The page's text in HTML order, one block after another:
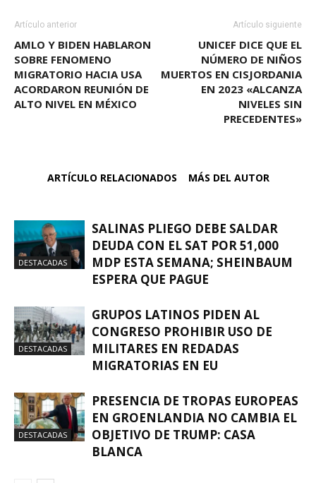
Artículo anterior
AMLO Y BIDEN HABLARON
SOBRE FENOMENO
MIGRATORIO HACIA USA
ACORDARON REUNIÓN DE
ALTO NIVEL EN MÉXICO
Artículo siguiente
UNICEF DICE QUE EL
NÚMERO DE NIÑOS
MUERTOS EN CISJORDANIA
EN 2023 «ALCANZA
NIVELES SIN
PRECEDENTES»
ARTÍCULO RELACIONADOS MÁS DEL AUTOR
DESTACADAS
SALINAS PLIEGO DEBE SALDAR
DEUDA CON EL SAT POR 51,000
MDP ESTA SEMANA; SHEINBAUM
ESPERA QUE PAGUE
DESTACADAS
GRUPOS LATINOS PIDEN AL
CONGRESO PROHIBIR USO DE
MILITARES EN REDADAS
MIGRATORIAS EN EU
DESTACADAS
PRESENCIA DE TROPAS EUROPEAS
EN GROENLANDIA NO CAMBIA EL
OBJETIVO DE TRUMP: CASA
BLANCA